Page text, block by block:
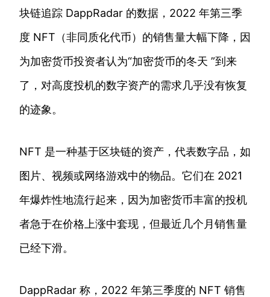
块链追踪 DappRadar 的数据，2022 年第三季
度 NFT（非同质化代币）的销售量大幅下降，因
为加密货币投资者认为“加密货币的冬天 ”到来
了，对高度投机的数字资产的需求几乎没有恢复
的迹象。
NFT 是一种基于区块链的资产，代表数字品，如
图片、视频或网络游戏中的物品。它们在 2021
年爆炸性地流行起来，因为加密货币丰富的投机
者急于在价格上涨中套现，但最近几个月销售量
已经下滑。
DappRadar 称，2022 年第三季度的 NFT 销售